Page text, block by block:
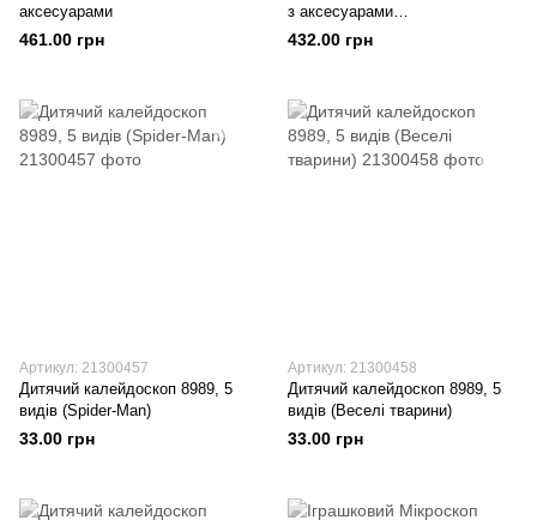
аксесуарами
461.00 грн
з аксесуарами
(Різнокольоровий)
432.00 грн
Артикул: 21300457
Дитячий калейдоскоп 8989, 5
видів (Spider-Man)
33.00 грн
Артикул: 21300458
Дитячий калейдоскоп 8989, 5
видів (Веселі тварини)
33.00 грн